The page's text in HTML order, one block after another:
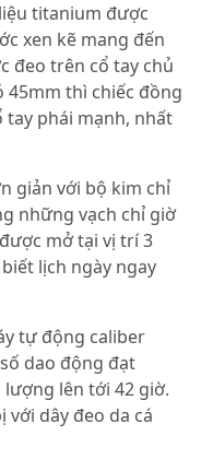
titanium được
xen kẽ mang đến
đeo trên cổ tay chủ
45mm thì chiếc đồng
tay phái mạnh, nhất
giản với bộ kim chỉ
những vạch chỉ giờ
mở tại vị trí 3
lịch ngày ngay
tự động caliber
dao động đạt
lên tới 42 giờ.
dây đeo da cá